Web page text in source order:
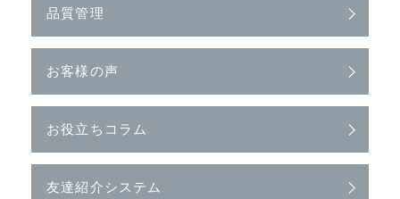
品質管理
お客様の声
お役立ちコラム
友達紹介システム